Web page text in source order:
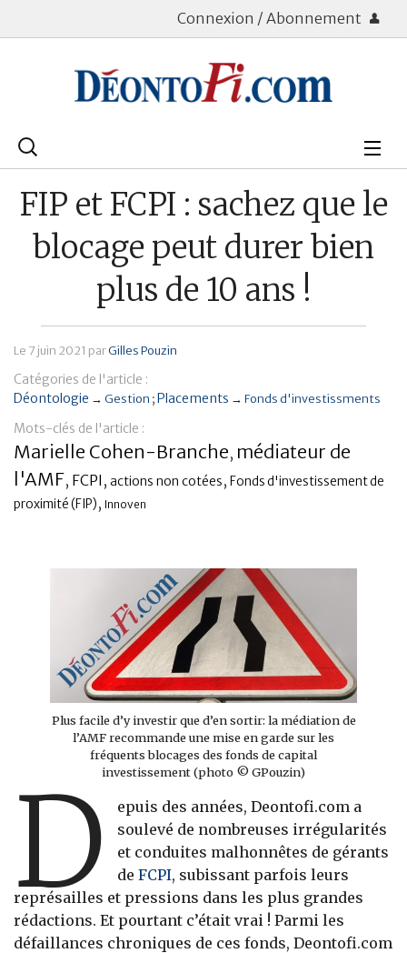
Connexion / Abonnement
Rechercher
Bourse
Assurance Vie
Patrimoine
Immobilier
Banque
FIP et FCPI : sachez que le
blocage peut durer bien
plus de 10 ans !
Le 7 juin 2021 parGilles Pouzin
Catégories de l'article :
Déontologie → Gestion Placements → Fonds d'investissments
Mots-clés de l'article :
Marielle Cohen-Branche, médiateur de
l'AMF, FCPI , actions non cotées, Fonds d'investissement de
proximité (FIP), Innoven
Plus facile d’y investir que d’en sortir: la médiation de
l’AMF recommande une mise en garde sur les
fréquents blocages des fonds de capital
investissement (photo © GPouzin)
D
epuis des années, Deontofi.com a
soulevé de nombreuses irrégularités
et conduites malhonnêtes de gérants
deFCPI, subissant parfois leurs
représailles et pressions dans les plus grandes
rédactions. Et pourtant c’était vrai ! Parmi les
défaillances chroniques de ces fonds, Deontofi.com